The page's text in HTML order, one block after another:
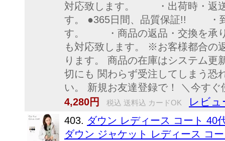
対応致します。 ・出荷時・返送
す。 ●365日間、品質保証!! ・到
す。 ・商品の返品・交換を承
も対応致します。 ※お客様都合の
ります。 商品の在庫はシステム更
切にも 関わらず受注してしまう恐
い。 新規お友達登録で！ ＼今す
4,280円
税込 送料込 カードOK レビュ
403. ダウン レディース コート 40
ダウン ジャケット レディース コ